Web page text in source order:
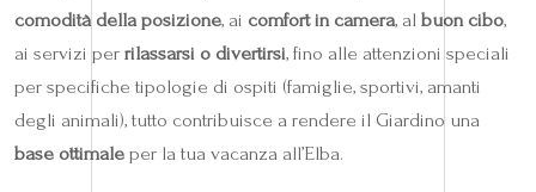
comodità della posizione, ai comfort in camera, al buon cibo,
ai servizi per rilassarsi o divertirsi, fino alle attenzioni speciali
per specifiche tipologie di ospiti (famiglie, sportivi, amanti
degli animali), tutto contribuisce a rendere il Giardino una
base ottimale per la tua vacanza all’Elba.